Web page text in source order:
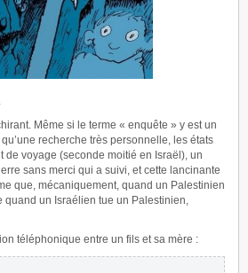
Même si le terme « enquête » y est un
recherche très personnelle, les états
de voyage (seconde moitié en Israël), un
sans merci qui a suivi, et cette lancinante
que, mécaniquement, quand un Palestinien
quand un Israélien tue un Palestinien,
téléphonique entre un fils et sa mère :